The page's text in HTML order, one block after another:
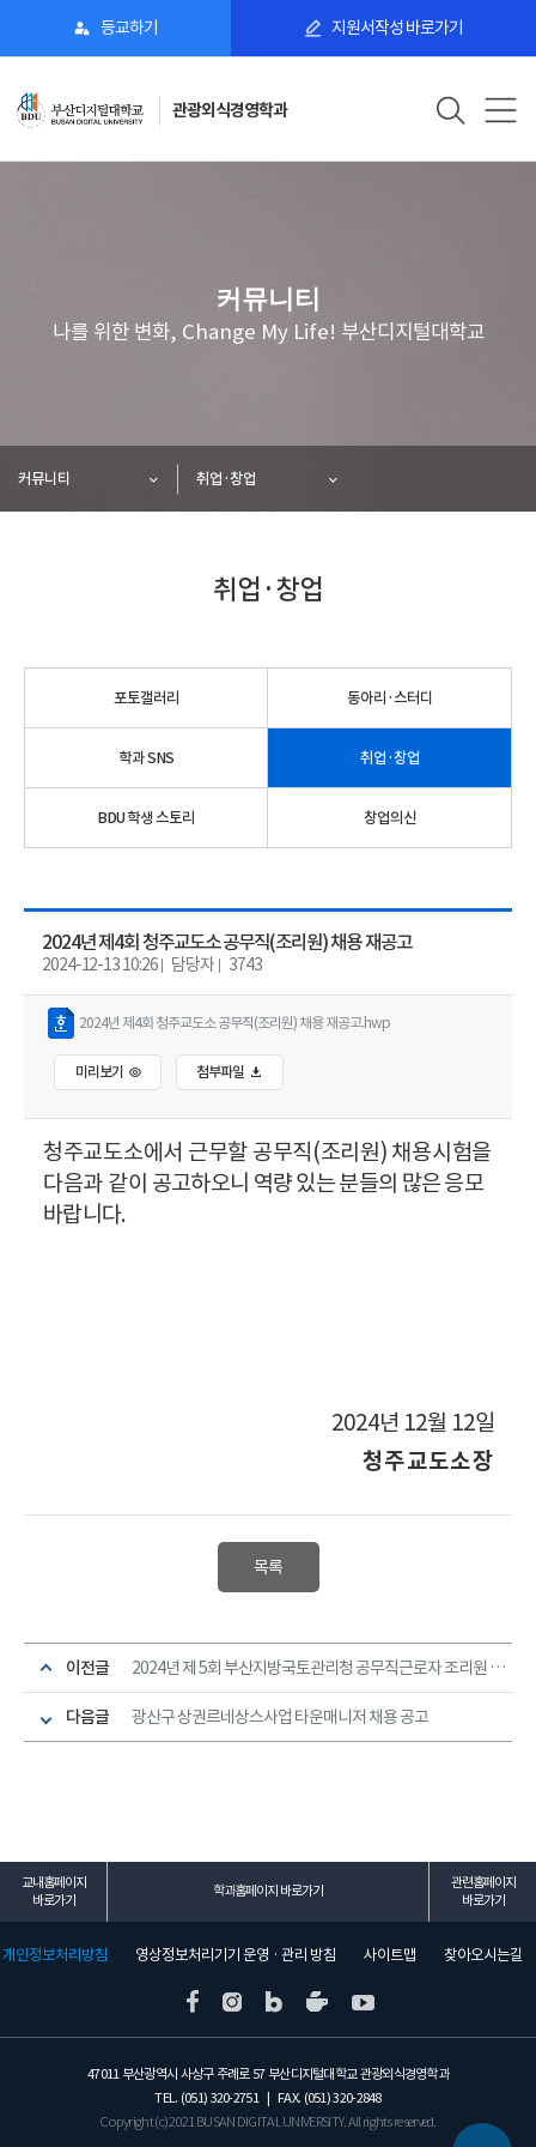
등교하기 지원서작성 바로가기
관광외식경영학과
커뮤니티
나를 위한 변화, Change My Life! 부산디지털대학교
커뮤니티 취업·창업
취업·창업
포토갤러리 동아리·스터디
학과 SNS 취업·창업
BDU 학생 스토리 창업의신
2024년 제4회 청주교도소 공무직(조리원) 채용 재공고
2024-12-13 10:26 담당자 3743
2024년 제4회 청주교도소 공무직(조리원) 채용 재공고.hwp
미리보기 첨부파일
청주교도소에서 근무할 공무직(조리원) 채용시험을
다음과 같이 공고하오니 역량 있는 분들의 많은 응모
바랍니다.
2024년 12월 12일
청주교도소장
목록
이전글 2024년 제 5회 부산지방국토관리청 공무직근로자 조리원 채용공고
다음글 광산구 상권르네상스사업 타운매니저 채용 공고
교내홈페이지
바로가기
학과홈페이지 바로가기
관련홈페이지
바로가기
개인정보처리방침 영상정보처리기기 운영 · 관리 방침 사이트맵 찾아오시는길
47011 부산광역시 사상구 주례로 57 부산디지털대학교 관광외식경영학과
TEL. (051) 320-2751 | FAX. (051) 320-2848
Copyright (c) 2021 BUSAN DIGITAL UNIVERSITY. All rights reserved.